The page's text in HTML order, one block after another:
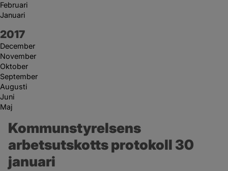
Februari
Januari
År:
2017
December
November
Oktober
September
Augusti
Juni
Maj
Kommunstyrelsens
arbetsutskotts protokoll 30
januari